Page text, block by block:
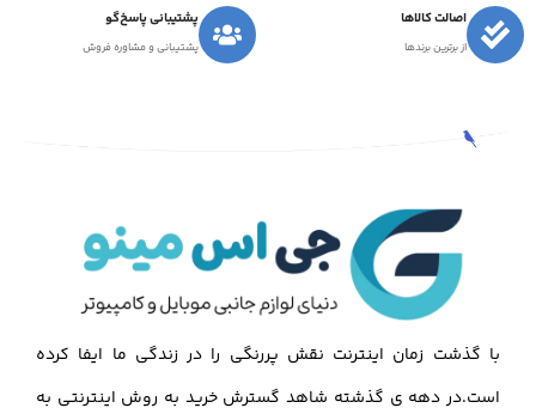
اصالت کالاها
از برترین برندها
پشتیبانی پاسخ‌گو
پشتیبانی و مشاوره فروش
با گذشت زمان اینترنت نقش پررنگی را در زندگی ما ایفا کرده
است.در دهه ی گذشته شاهد گسترش خرید به روش اینترنتی به